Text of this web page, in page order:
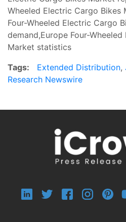
Wheeled Electric Cargo Bikes
Four-Wheeled Electric Cargo
demand,Europe Four-
Market statistics
Tags:
Extended Distribution,
Research Newswire